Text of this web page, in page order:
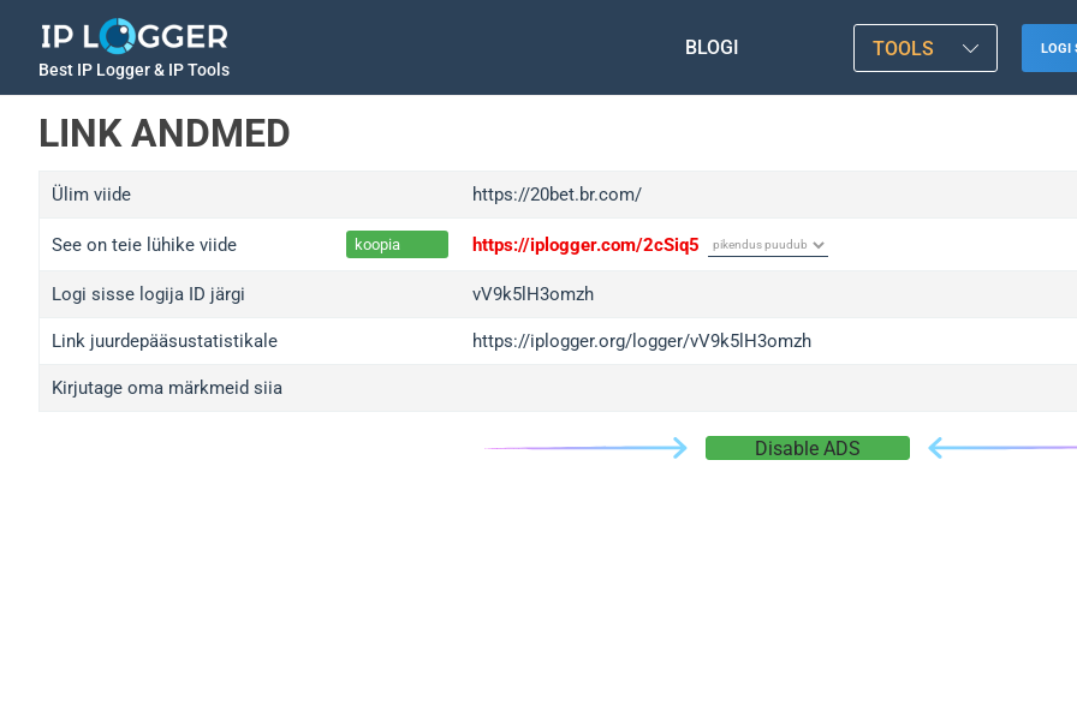
Best IP Logger & IP Tools
BLOGI TOOLS LOGI
LINK ANDMED
Ülim viide https://20bet.br.com/
See on teie lühike viide koopia https://iplogger.com/2cSiq5
Logi sisse logija ID järgi vV9k5lH3omzh
Link juurdepääsustatistikale https://iplogger.org/logger/vV9k5lH3omzh
Kirjutage oma märkmeid siia
Disable ADS